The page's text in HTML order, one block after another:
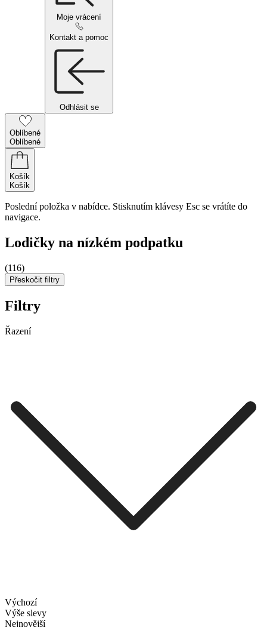
Moje vrácení
Kontakt a pomoc
Odhlásit se
Oblíbené
Oblíbené
Košík
Košík
Poslední položka v nabídce. Stisknutím klávesy Esc se vrátíte do
navigace.
Lodičky na nízkém podpatku
(116)
Přeskočit filtry
Filtry
Řazení
Výchozí
Výše slevy
Nejnovější